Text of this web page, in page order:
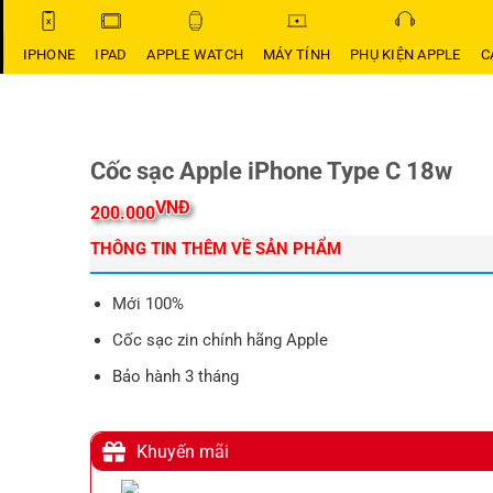
IPHONE IPAD APPLE WATCH MÁY TÍNH PHỤ KIỆN APPLE
Cốc sạc Apple iPhone Type C 18w
200.000VNĐ
THÔNG TIN THÊM VỀ SẢN PHẨM
Mới 100%
Cốc sạc zin chính hãng Apple
Bảo hành 3 tháng
Khuyến mãi